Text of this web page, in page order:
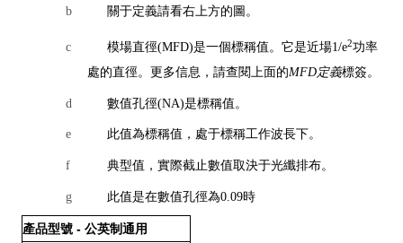
b 關于定義請看右上方的圖。
c 模場直徑(MFD)是一個標稱值。它是近場1/e2功率
處的直徑。更多信息，請查閱上面的MFD定義標簽。
d 數值孔徑(NA)是標稱值。
e 此值為標稱值，處于標稱工作波長下。
f 典型值，實際截止數值取決于光纖排布。
g 此值是在數值孔徑為0.09時
產品型號 - 公英制通用